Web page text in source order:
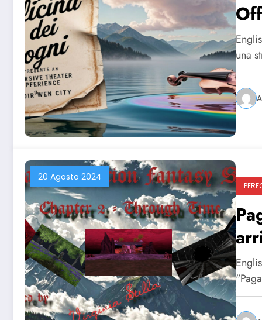
una
20 Agosto 2024